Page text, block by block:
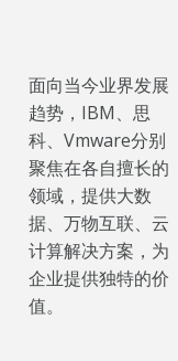
面向当今业界发展
趋势，IBM、思
科、Vmware分别
聚焦在各自擅长的
领域，提供大数
据、万物互联、云
计算解决方案，为
企业提供独特的价
值。